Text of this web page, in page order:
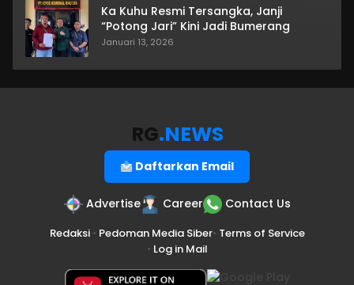
Ka Kuhu Resmi Tersangka, Janji
“Potong Jari” Kini Jadi Bumerang
Januari 13, 2026
RG.NEWS
Daftarkan Email
Advertise Career Contact Us
Redaksi• Pedoman Media Siber• Terms of Service
• Log in Mail